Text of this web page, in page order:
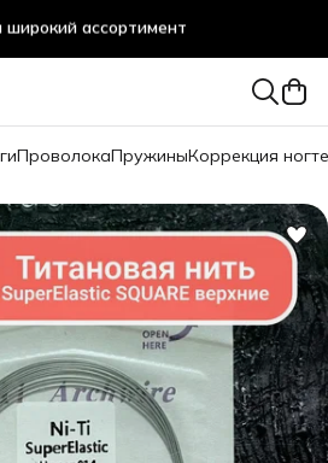
материалы оптом и в розницу
ПроволокаПружиныКоррекция